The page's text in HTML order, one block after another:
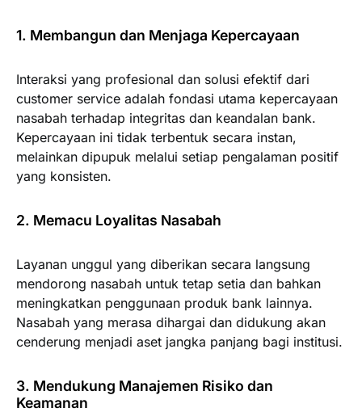
1. Membangun dan Menjaga Kepercayaan
Interaksi yang profesional dan solusi efektif dari
customer service adalah fondasi utama kepercayaan
nasabah terhadap integritas dan keandalan bank.
Kepercayaan ini tidak terbentuk secara instan,
melainkan dipupuk melalui setiap pengalaman positif
yang konsisten.
2. Memacu Loyalitas Nasabah
Layanan unggul yang diberikan secara langsung
mendorong nasabah untuk tetap setia dan bahkan
meningkatkan penggunaan produk bank lainnya.
Nasabah yang merasa dihargai dan didukung akan
cenderung menjadi aset jangka panjang bagi institusi.
3. Mendukung Manajemen Risiko dan
Keamanan